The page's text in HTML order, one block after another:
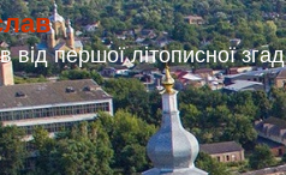
від першої літописної